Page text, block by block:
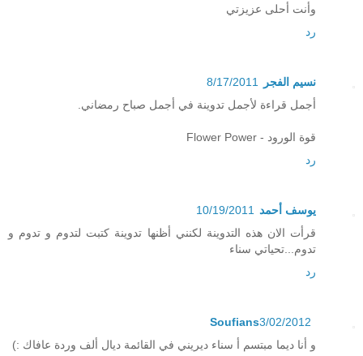
وأنت أحلى عزيزتي
رد
نسيم الفجر
8/17/2011
أجمل قراءة لأجمل تدوينة في أجمل صباح رمضاني.
قوة الورود - Flower Power
رد
يوسف أحمد 10/19/2011
قرأت الان هذه التدوينة لكنني أظنها تدوينة كتبت لتدوم و تدوم و
تدوم...تحياتي سناء
رد
Soufians3/02/2012
و أنا ديما مبتسم أ سناء ديريني في القائمة ديال ألف وردة عافاك :)